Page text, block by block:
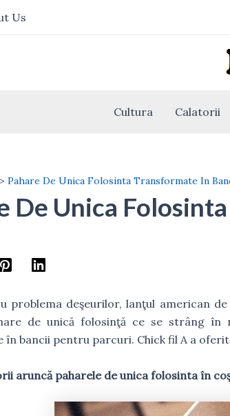
Us
Cultura Calatorii
Pahare De Unica Folosinta Transformate In
De Unica
problema deşeurilor, lanţul american
de unică folosinţă ce se strâng în
bancii pentru parcuri. Chick fil A a
aruncă paharele de unica folosinta în